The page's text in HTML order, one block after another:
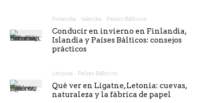
Finlandia Islandia Países Bálticos
Conducir en invierno en Finlandia,
Islandia y Países Bálticos: consejos
prácticos
Letonia Países Bálticos
Qué ver en Ligatne, Letonia: cuevas,
naturaleza y la fábrica de papel